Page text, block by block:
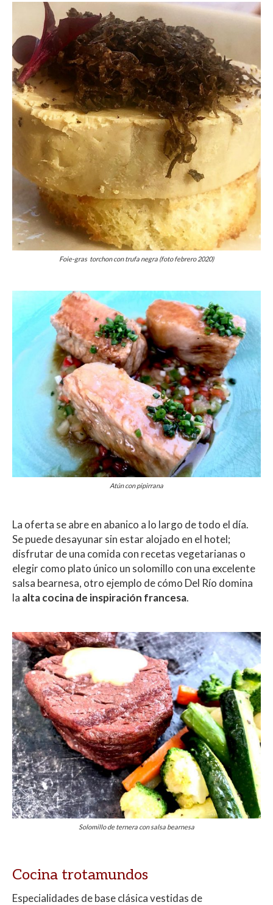
Foie-gras torchon con trufa negra (foto febrero 2020)
Atún con pipirrana
La oferta se abre en abanico a lo largo de todo el día.
Se puede desayunar sin estar alojado en el hotel;
disfrutar de una comida con recetas vegetarianas o
elegir como plato único un solomillo con una excelente
salsa bearnesa, otro ejemplo de cómo Del Río domina
la alta cocina de inspiración francesa.
Solomillo de ternera con salsa bearnesa
Cocina trotamundos
Especialidades de base clásica vestidas de